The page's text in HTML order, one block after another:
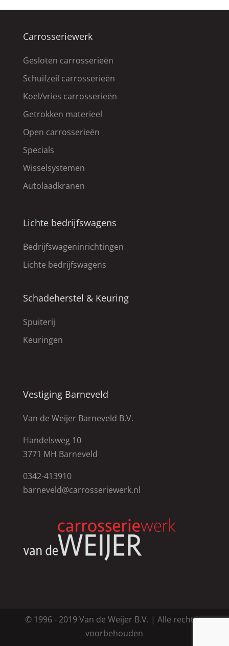
Carrosseriewerk
Gesloten carrosserieën
Schuifzeil carrosserieën
Koel/vries carrosserieën
Getrokken materieel
Open carrosserieën
Specials
Wisselsystemen
Autolaadkranen
Lichte bedrijfswagens
Bedrijfswageninrichtingen
Lichte bedrijfswagens
Schadeherstel & Keuring
Spuiterij
Keuringen
Vestiging Barneveld
Van de Weijer Barneveld B.V.
Handelsweg 10
3771 MH Barneveld
0342-413910
barneveld@carrosseriewerk.nl
© 1996 - 2019 Van de Weijer B.V. | Alle rechten
voorbehouden